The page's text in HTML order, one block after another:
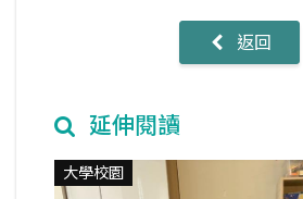
返回
延伸閱讀
大學校園